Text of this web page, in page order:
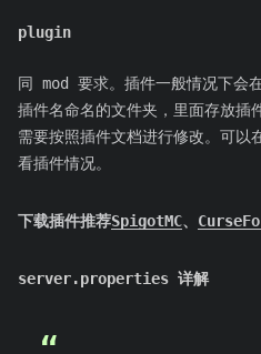
plugin
同 mod 要求。插件一般情况下
插件名命名的文件夹，里面存放插
需要按照插件文档进行修改。可以
看插件情况。
下载插件推荐SpigotMC、
server.properties 详解